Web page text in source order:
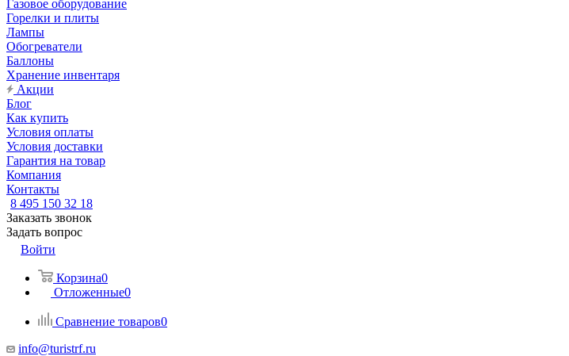
Газовое оборудование
Горелки и плиты
Лампы
Обогреватели
Баллоны
Хранение инвентаря
Акции
Блог
Как купить
Условия оплаты
Условия доставки
Гарантия на товар
Компания
Контакты
8 495 150 32 18
Заказать звонок
Задать вопрос
Войти
Корзина0
Отложенные0
Сравнение товаров0
info@turistrf.ru